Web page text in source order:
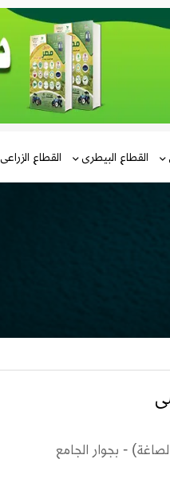
القطاع البيطرى القطاع الزراعى
- بجوار الجامع